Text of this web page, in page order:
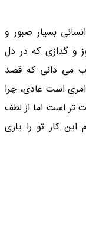
بسیار صبور و
و گدازی که در دل
می دانی که قصد
امری است عادی، چرا
تر است اما از لطف
کار تو را یاری